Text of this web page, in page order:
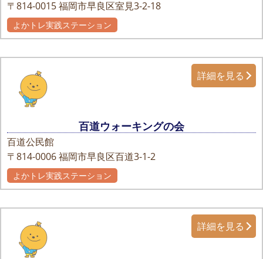
〒814-0015福岡市早良区室見3-2-18
よかトレ実践ステーション
百道ウォーキングの会
百道公民館
〒814-0006福岡市早良区百道3-1-2
詳細を見る
よかトレ実践ステーション
詳細を見る